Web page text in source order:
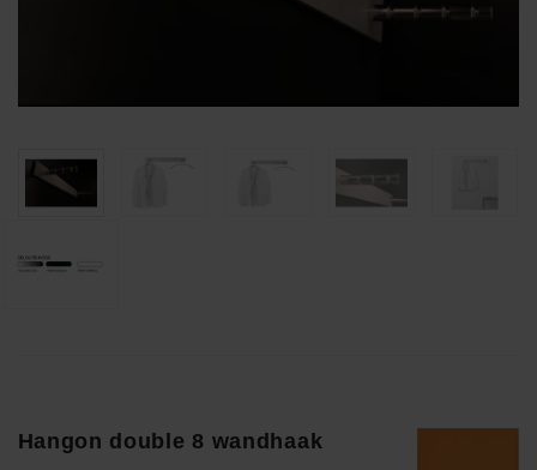
Hangon double 8 wandhaak